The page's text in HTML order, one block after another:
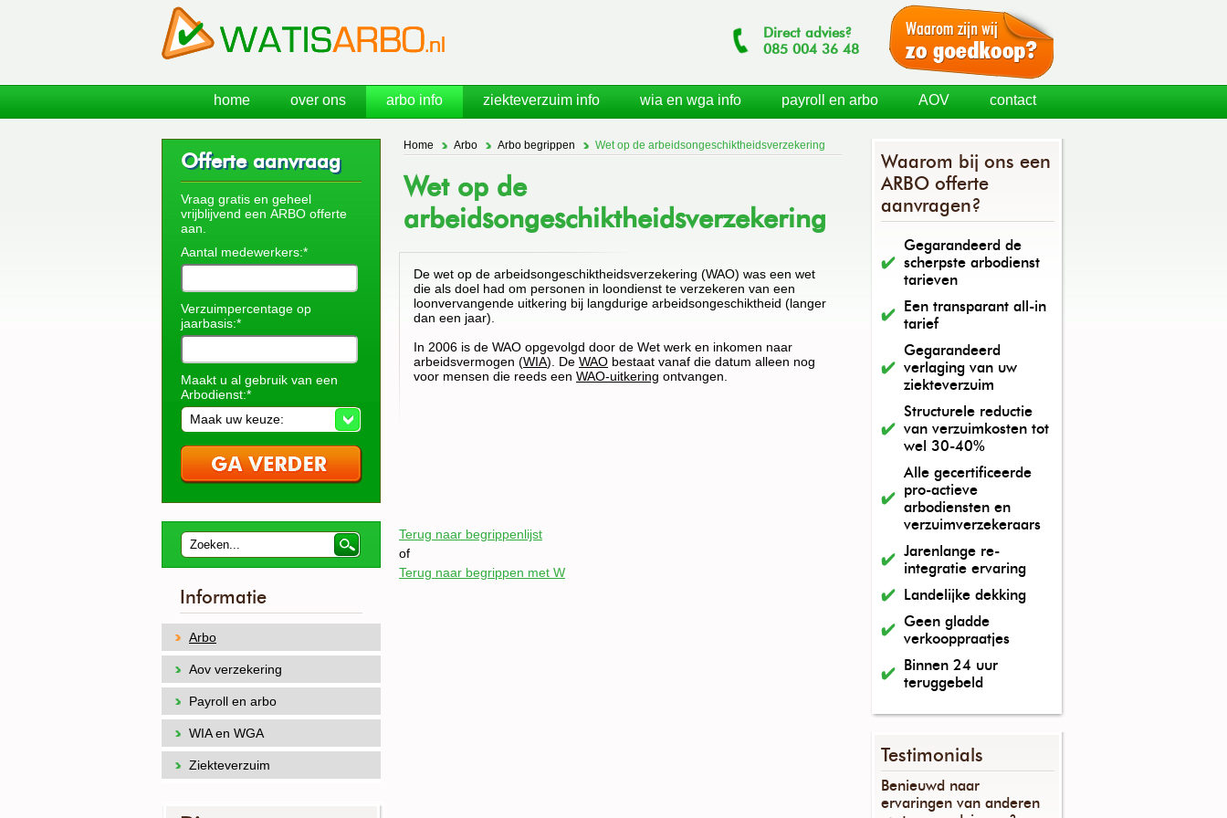
Direct advies?
085 004 36 48
Home Arbo Arbo begrippen Wet op de arbeidsongeschiktheidsverzekering
Wet op de
arbeidsongeschiktheidsverzekering
De wet op de arbeidsongeschiktheidsverzekering (WAO) was een wet
die als doel had om personen in loondienst te verzekeren van een
loonvervangende uitkering bij langdurige arbeidsongeschiktheid (langer
dan een jaar).
In 2006 is de WAO opgevolgd door de Wet werk en inkomen naar
arbeidsvermogen (WIA). De WAO bestaat vanaf die datum alleen nog
voor mensen die reeds een WAO-uitkering ontvangen.
Terug naar begrippenlijst
of
Terug naar begrippen met W
Waarom bij ons een
ARBO offerte
aanvragen?
Gegarandeerd de
scherpste arbodienst
tarieven
Een transparant all-in
tarief
Gegarandeerd
verlaging van uw
ziekteverzuim
Structurele reductie
van verzuimkosten tot
wel 30-40%
Alle gecertificeerde
pro-actieve
arbodiensten en
verzuimverzekeraars
Jarenlange re-
integratie ervaring
Landelijke dekking
Geen gladde
verkooppraatjes
Binnen 24 uur
teruggebeld
Testimonials
Benieuwd naar
ervaringen van anderen
Offerte aanvraag
Vraag gratis en geheel
vrijblijvend een ARBO offerte
aan.
Aantal medewerkers:*
Verzuimpercentage op
jaarbasis:*
Maakt u al gebruik van een
Arbodienst:*
Maak uw keuze:
Informatie
Arbo
Aov verzekering
Payroll en arbo
WIA en WGA
Ziekteverzuim
home over ons arbo info ziekteverzuim info wia en wga info payroll en arbo AOV contact